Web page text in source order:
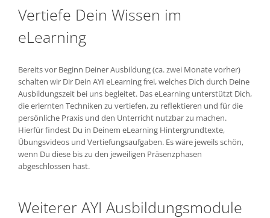
Vertiefe Dein Wissen im
eLearning
Bereits vor Beginn Deiner Ausbildung (ca. zwei Monate vorher)
schalten wir Dir Dein AYI eLearning frei, welches Dich durch Deine
Ausbildungszeit bei uns begleitet. Das eLearning unterstützt Dich,
die erlernten Techniken zu vertiefen, zu reflektieren und für die
persönliche Praxis und den Unterricht nutzbar zu machen.
Hierfür findest Du in Deinem eLearning Hintergrundtexte,
Übungsvideos und Vertiefungsaufgaben. Es wäre jeweils schön,
wenn Du diese bis zu den jeweiligen Präsenzphasen
abgeschlossen hast.
Weiterer AYI Ausbildungsmodule